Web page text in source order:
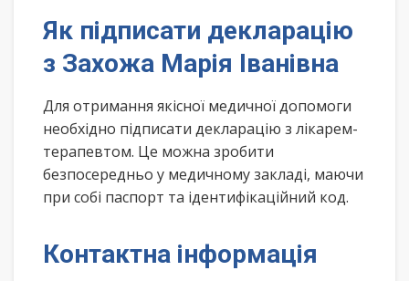
Як підписати декларацію
з Захожа Марія Іванівна
Для отримання якісної медичної допомоги
необхідно підписати декларацію з лікарем-
терапевтом. Це можна зробити
безпосередньо у медичному закладі, маючи
при собі паспорт та ідентифікаційний код.
Контактна інформація